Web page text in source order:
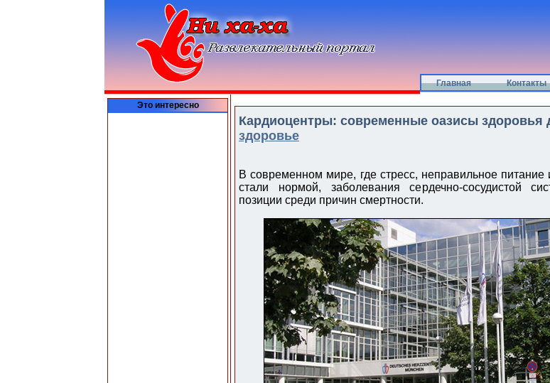
Главная Контакты
Это интересно
Кардиоцентры: современные оазисы здоровья
здоровье
В современном мире, где стресс, неправильное
стали нормой, заболевания сердечно-сосудистой
позиции среди причин смертности.